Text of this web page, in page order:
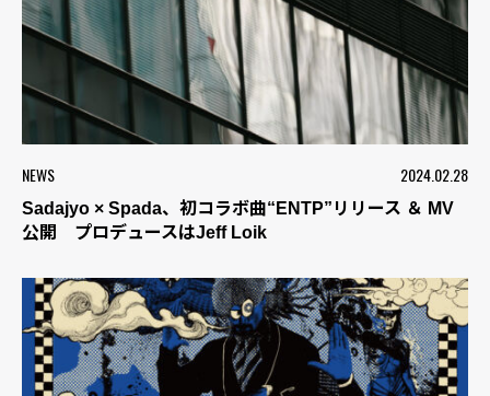
NEWS 2024.02.28
Sadajyo × Spada、初コラボ曲“ENTP”リリース ＆ MV
公開 プロデュースはJeff Loik